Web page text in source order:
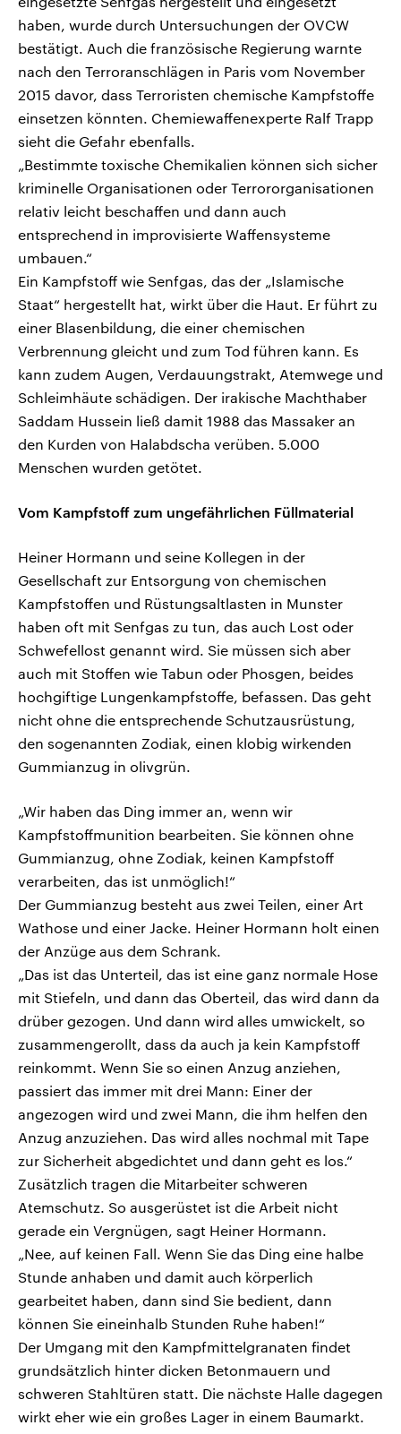
haben, wurde durch Untersuchungen der OVCW
bestätigt. Auch die französische Regierung warnte
nach den Terroranschlägen in Paris vom November
2015 davor, dass Terroristen chemische Kampfstoffe
einsetzen könnten. Chemiewaffenexperte Ralf Trapp
sieht die Gefahr ebenfalls.
„Bestimmte toxische Chemikalien können sich sicher
kriminelle Organisationen oder Terrororganisationen
relativ leicht beschaffen und dann auch
entsprechend in improvisierte Waffensysteme
umbauen.“
Ein Kampfstoff wie Senfgas, das der „Islamische
Staat“ hergestellt hat, wirkt über die Haut. Er führt zu
einer Blasenbildung, die einer chemischen
Verbrennung gleicht und zum Tod führen kann. Es
kann zudem Augen, Verdauungstrakt, Atemwege und
Schleimhäute schädigen. Der irakische Machthaber
Saddam Hussein ließ damit 1988 das Massaker an
den Kurden von Halabdscha verüben. 5.000
Menschen wurden getötet.
Vom Kampfstoff zum ungefährlichen Füllmaterial
Heiner Hormann und seine Kollegen in der
Gesellschaft zur Entsorgung von chemischen
Kampfstoffen und Rüstungsaltlasten in Munster
haben oft mit Senfgas zu tun, das auch Lost oder
Schwefellost genannt wird. Sie müssen sich aber
auch mit Stoffen wie Tabun oder Phosgen, beides
hochgiftige Lungenkampfstoffe, befassen. Das geht
nicht ohne die entsprechende Schutzausrüstung,
den sogenannten Zodiak, einen klobig wirkenden
Gummianzug in olivgrün.
„Wir haben das Ding immer an, wenn wir
Kampfstoffmunition bearbeiten. Sie können ohne
Gummianzug, ohne Zodiak, keinen Kampfstoff
verarbeiten, das ist unmöglich!“
Der Gummianzug besteht aus zwei Teilen, einer Art
Wathose und einer Jacke. Heiner Hormann holt einen
der Anzüge aus dem Schrank.
„Das ist das Unterteil, das ist eine ganz normale Hose
mit Stiefeln, und dann das Oberteil, das wird dann da
drüber gezogen. Und dann wird alles umwickelt, so
zusammengerollt, dass da auch ja kein Kampfstoff
reinkommt. Wenn Sie so einen Anzug anziehen,
passiert das immer mit drei Mann: Einer der
angezogen wird und zwei Mann, die ihm helfen den
Anzug anzuziehen. Das wird alles nochmal mit Tape
zur Sicherheit abgedichtet und dann geht es los.“
Zusätzlich tragen die Mitarbeiter schweren
Atemschutz. So ausgerüstet ist die Arbeit nicht
gerade ein Vergnügen, sagt Heiner Hormann.
„Nee, auf keinen Fall. Wenn Sie das Ding eine halbe
Stunde anhaben und damit auch körperlich
gearbeitet haben, dann sind Sie bedient, dann
können Sie eineinhalb Stunden Ruhe haben!“
Der Umgang mit den Kampfmittelgranaten findet
grundsätzlich hinter dicken Betonmauern und
schweren Stahltüren statt. Die nächste Halle dagegen
wirkt eher wie ein großes Lager in einem Baumarkt.